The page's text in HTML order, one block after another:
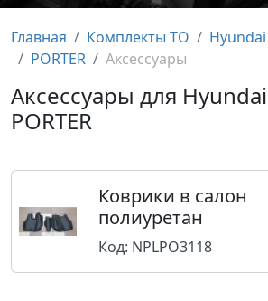
Главная Комплекты ТО
PORTER
Аксессуары
Аксессуары для
PORTER
Коврики в салон
полиуретан
Код: NPLPO3118